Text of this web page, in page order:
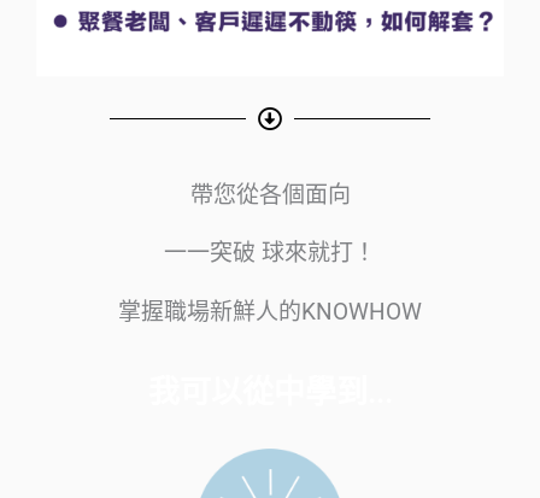
帶您從各個面向
一一突破 球來就打！
掌握職場新鮮人的KNOWHOW